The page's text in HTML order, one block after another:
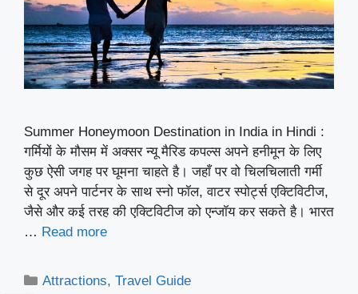
Summer Honeymoon Destination in India in Hindi :
गर्मियों के मौसम में अक्सर न्यू मैरिड कपल्स अपने हनीमून के लिए
कुछ ऐसी जगह पर घूमना चाहते है। जहाँ पर वो चिलचिलाती गर्मी
से दूर अपने पार्टनर के साथ स्नो फॉल, वाटर स्पोर्ट्स एक्टिविटीज,
जैसे और कई तरह की एक्टिविटीज को एन्जॉय कर सकते है। भारत
… Read more
Categories
Attractions,Travel Guide